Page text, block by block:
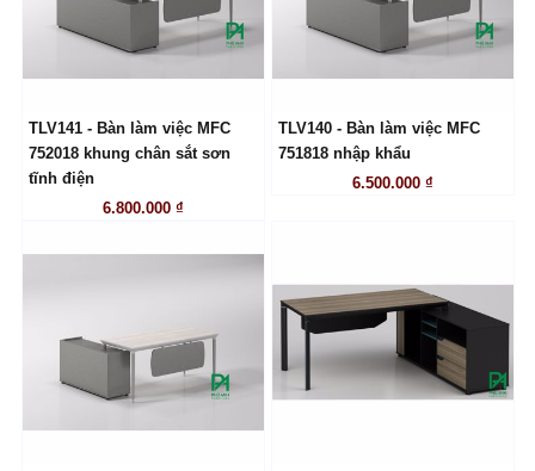
LIÊN HỆ
TLV141 - Bàn làm việc MFC
752018 khung chân sắt sơn
tĩnh điện
6.800.000 ₫
LIÊN HỆ
TLV140 - Bàn làm việc MFC
751818 nhập khẩu
6.500.000 ₫